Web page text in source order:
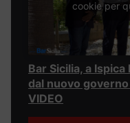
cookie per
Bar Sicilia, a
dal nuovo governo
VIDEO